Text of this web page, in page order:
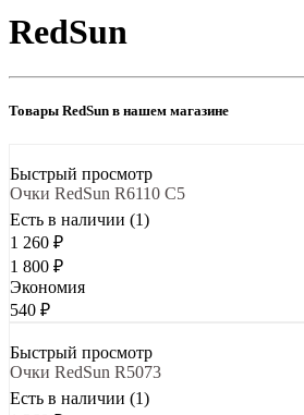
RedSun
Товары RedSun в нашем магазине
Быстрый просмотр
Очки RedSun R6110 C5
Есть в наличии (1)
1 260 ₽
1 800 ₽
Экономия
540 ₽
Быстрый просмотр
Очки RedSun R5073
Есть в наличии (1)